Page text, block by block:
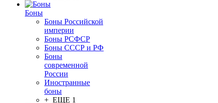
Боны
Боны Российской
империи
Боны РСФСР
Боны СССР и РФ
Боны
современной
России
Иностранные
боны
+ ЕЩЕ 1